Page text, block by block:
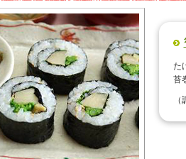
た
苔